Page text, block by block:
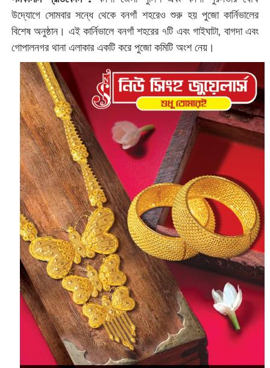
উদ্যোগে সোমবার সন্ধে থেকে বনগাঁ শহরেও শুরু হয় পুজো কার্নিভালের
বিশেষ অনুষ্ঠান। এই কার্নিভালে বনগাঁ শহরের ৭টি এবং গাইঘাটা, বাগদা এবং
গোপালনগর থানা এলাকার একটি করে পুজো কমিটি অংশ নেয়।